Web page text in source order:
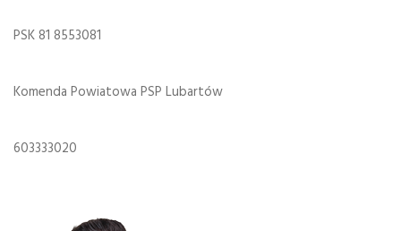
PSK 81 8553081
Komenda Powiatowa PSP Lubartów
603333020